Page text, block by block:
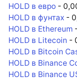
HOLD в евро -
HOLD в фунтах -
HOLD в Ethereum
HOLD в Litecoin -
HOLD в Bitcoin
HOLD в Binance
HOLD в Binance